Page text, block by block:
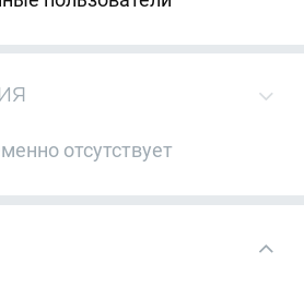
отсутствует